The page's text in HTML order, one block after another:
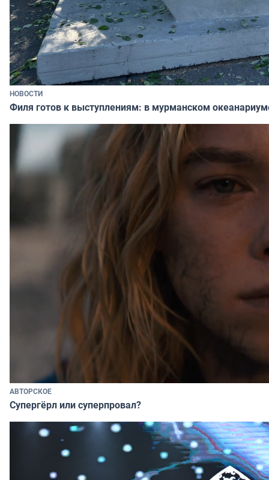
НОВОСТИ
Филя готов к выступлениям: в мурманском
АВТОРСКОЕ
Супергёрл или суперпровал?